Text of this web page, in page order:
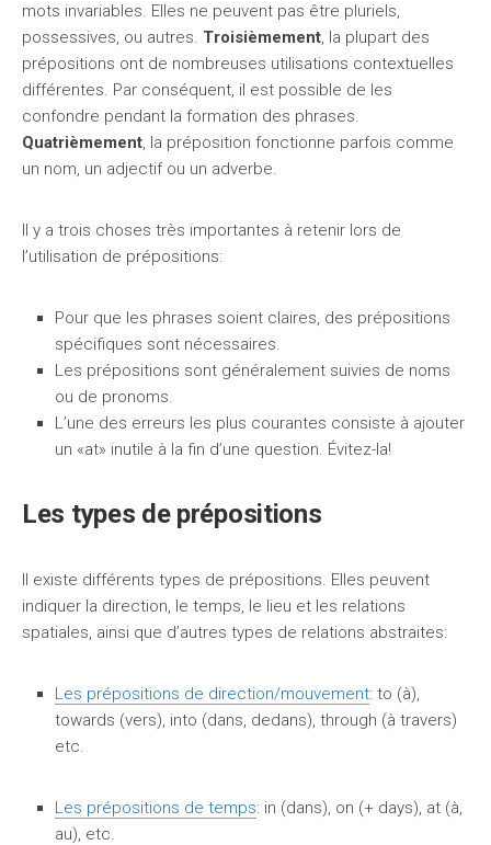
mots invariables. Elles ne peuvent pas être pluriels,
possessives, ou autres. Troisièmement, la plupart des
prépositions ont de nombreuses utilisations contextuelles
différentes. Par conséquent, il est possible de les
confondre pendant la formation des phrases.
Quatrièmement, la préposition fonctionne parfois comme
un nom, un adjectif ou un adverbe.
Il y a trois choses très importantes à retenir lors de
l’utilisation de prépositions:
Pour que les phrases soient claires, des prépositions
spécifiques sont nécessaires.
Les prépositions sont généralement suivies de noms
ou de pronoms.
L’une des erreurs les plus courantes consiste à ajouter
un «at» inutile à la fin d’une question. Évitez-la!
Les types de prépositions
Il existe différents types de prépositions. Elles peuvent
indiquer la direction, le temps, le lieu et les relations
spatiales, ainsi que d’autres types de relations abstraites:
Les prépositions de direction/mouvement: to (à),
towards (vers), into (dans, dedans), through (à travers)
etc.
Les prépositions de temps: in (dans), on (+ days), at (à,
au), etc.